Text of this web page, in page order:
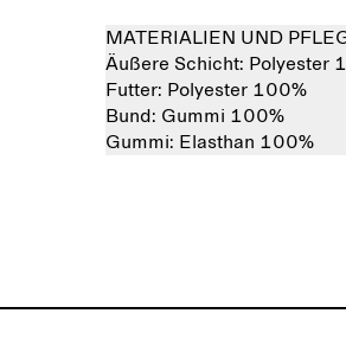
MATERIALIEN UND
Äußere Schicht: Polyester
Futter: Polyester 100%
Bund: Gummi 100%
Gummi: Elasthan 100%